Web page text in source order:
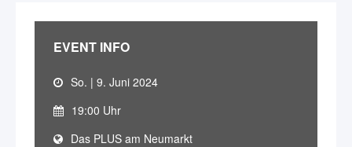
EVENT INFO
So. | 9. Juni 2024
19:00 Uhr
Das PLUS am Neumarkt